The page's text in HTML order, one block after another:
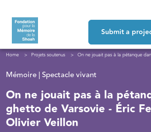
Submit a
Breadcrumb
Home Projets soutenus On ne jouait pas à la pétanque dans le ghetto de Varsovie - Éric
Mémoire | Spectacle vivant
On ne jouait pas à la
ghetto de Varsovie - Éric
Olivier Veillon